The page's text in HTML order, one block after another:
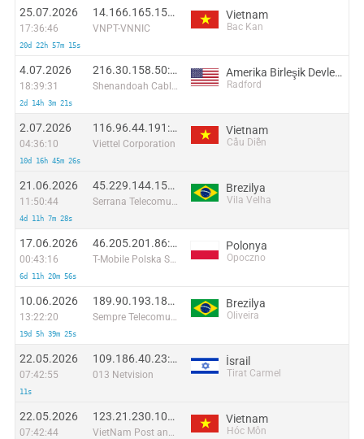
25.07.2026
17:36:46
20d 22h 57m 15s
14.166.165.156:45120
VNPT-VNNIC
Vietnam
Bac Kan
4.07.2026
18:39:31
2d 14h 3m 21s
216.30.158.50:14819
Shenandoah Cable Television LLC
Amerika Birleşik Devletleri
Radford
2.07.2026
04:36:10
10d 16h 45m 26s
116.96.44.191:48688
Viettel Corporation
Vietnam
Cầu Diễn
21.06.2026
11:50:44
4d 11h 7m 28s
45.229.144.151:13422
Serrana Telecomunicacoes Ltda ME
Brezilya
Vila Velha
17.06.2026
00:43:16
6d 11h 20m 56s
46.205.201.86:48422
T-Mobile Polska S.A.
Polonya
Opoczno
10.06.2026
13:22:20
19d 5h 39m 25s
189.90.193.181:4787
Sempre Telecomunicacoes Ltda
Brezilya
Oliveira
22.05.2026
07:42:55
11s
109.186.40.23:57020
013 Netvision
İsrail
Tirat Carmel
22.05.2026
07:42:44
123.21.230.107:48628
VietNam Post and Telecom Corporation
Vietnam
Hóc Môn